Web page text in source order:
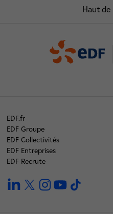
Haut de
EDF.fr
EDF Groupe
EDF Collectivités
EDF Entreprises
EDF Recrute
linkedintwitterinstagramyoutube